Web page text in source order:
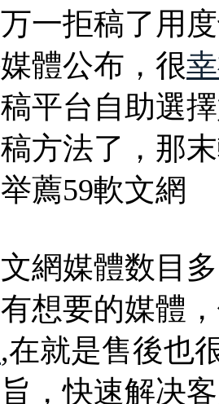
一拒稿了用
體公布，很
平台自助選
方法了，那
薦59軟文網
網媒體数目
想要的媒體
,在就是售後也
，快速解决